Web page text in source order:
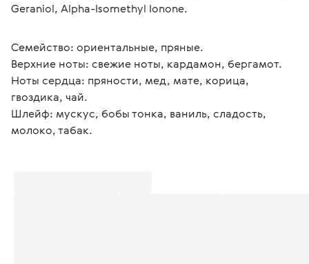
Geraniol, Alpha-Isomethyl Ionone.
Семейство: ориентальные, пряные.
Верхние ноты: свежие ноты, кардамон, бергамот.
Ноты сердца: пряности, мед, мате, корица,
гвоздика, чай.
Шлейф: мускус, бобы тонка, ваниль, сладость,
молоко, табак.